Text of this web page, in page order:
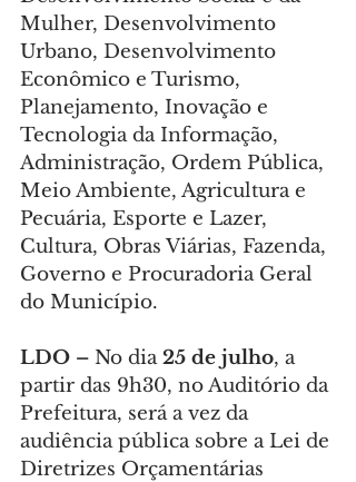
Mulher, Desenvolvimento
Urbano, Desenvolvimento
Econômico e Turismo,
Planejamento, Inovação e
Tecnologia da Informação,
Administração, Ordem Pública,
Meio Ambiente, Agricultura e
Pecuária, Esporte e Lazer,
Cultura, Obras Viárias, Fazenda,
Governo e Procuradoria Geral
do Município.
LDO – No dia 25 de julho, a
partir das 9h30, no Auditório da
Prefeitura, será a vez da
audiência pública sobre a Lei de
Diretrizes Orçamentárias